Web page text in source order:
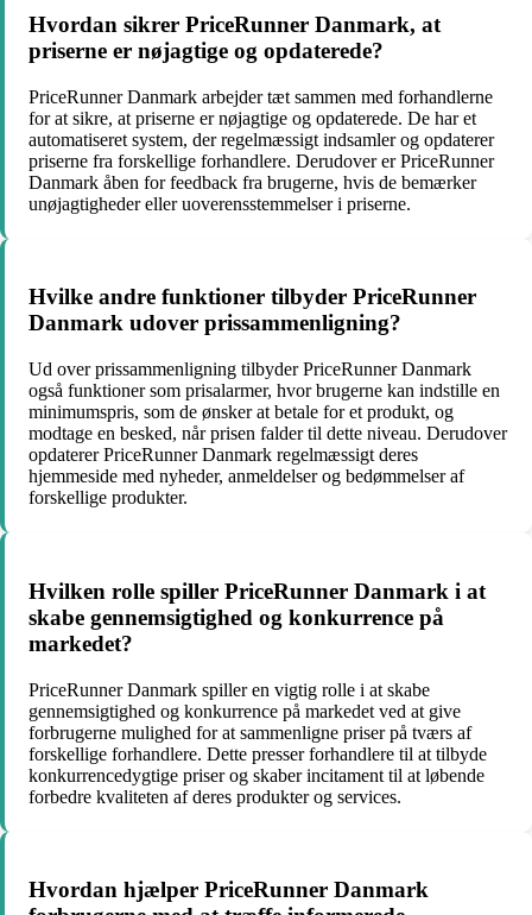
Hvordan sikrer PriceRunner Danmark, at
priserne er nøjagtige og opdaterede?
PriceRunner Danmark arbejder tæt sammen med forhandlerne
for at sikre, at priserne er nøjagtige og opdaterede. De har et
automatiseret system, der regelmæssigt indsamler og opdaterer
priserne fra forskellige forhandlere. Derudover er PriceRunner
Danmark åben for feedback fra brugerne, hvis de bemærker
unøjagtigheder eller uoverensstemmelser i priserne.
Hvilke andre funktioner tilbyder PriceRunner
Danmark udover prissammenligning?
Ud over prissammenligning tilbyder PriceRunner Danmark
også funktioner som prisalarmer, hvor brugerne kan indstille en
minimumspris, som de ønsker at betale for et produkt, og
modtage en besked, når prisen falder til dette niveau. Derudover
opdaterer PriceRunner Danmark regelmæssigt deres
hjemmeside med nyheder, anmeldelser og bedømmelser af
forskellige produkter.
Hvilken rolle spiller PriceRunner Danmark i at
skabe gennemsigtighed og konkurrence på
markedet?
PriceRunner Danmark spiller en vigtig rolle i at skabe
gennemsigtighed og konkurrence på markedet ved at give
forbrugerne mulighed for at sammenligne priser på tværs af
forskellige forhandlere. Dette presser forhandlere til at tilbyde
konkurrencedygtige priser og skaber incitament til at løbende
forbedre kvaliteten af deres produkter og services.
Hvordan hjælper PriceRunner Danmark